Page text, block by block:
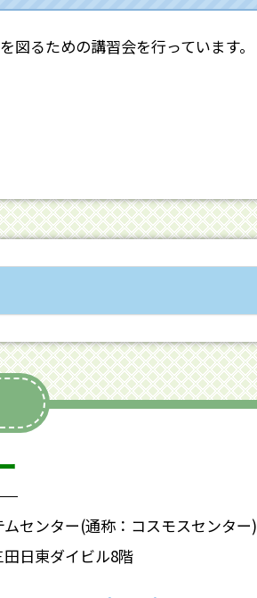
るための講習会を行っています。
センター(通称：コスモスセンター)
日東ダイビル8階